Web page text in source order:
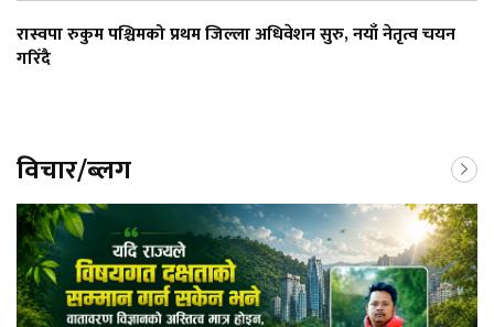
रास्वपा रुकुम पश्चिमको प्रथम जिल्ला अधिवेशन सुरु, नयाँ नेतृत्व चयन
गरिँदै
विचार/ब्लग